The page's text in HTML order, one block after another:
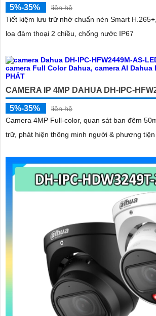
5%-35%
liên hệ
Tiết kiệm lưu trữ nhờ chuẩn nén Smart
loa đàm thoại 2 chiều, chống nước IP67
CAMERA IP 4MP DAHUA DH-IPC-
5%-35%
liên hệ
Camera 4MP Full-color, quan sát ban đêm
trữ, phát hiện thông minh người & phương tiện